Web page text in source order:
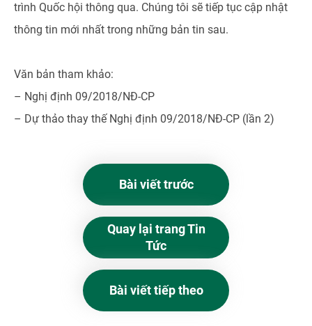
trình Quốc hội thông qua. Chúng tôi sẽ tiếp tục cập nhật
thông tin mới nhất trong những bản tin sau.
Văn bản tham khảo:
– Nghị định 09/2018/NĐ-CP
– Dự thảo thay thế Nghị định 09/2018/NĐ-CP (lần 2)
Bài viết trước
Quay lại trang Tin
Tức
Bài viết tiếp theo